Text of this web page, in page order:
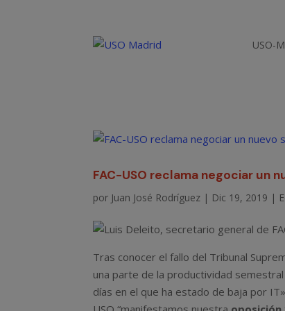
USO-
FAC-USO reclama negociar un
por Juan José Rodríguez | Dic 19, 2019 |
Tras conocer el fallo del Tribunal
una parte de la productividad
días en el que ha estado de baja por